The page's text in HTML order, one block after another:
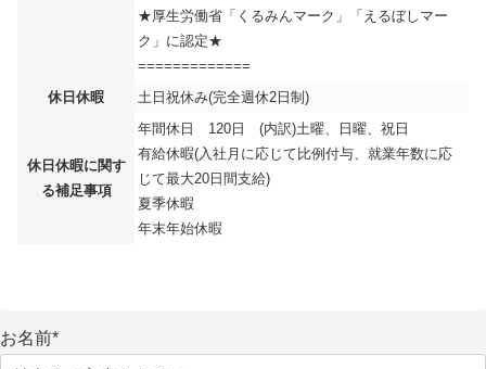
★厚生労働省「くるみんマーク」「えるぼしマー
ク」に認定★
=============
休日休暇
土日祝休み(完全週休2日制)
休日休暇に関す
る補足事項
年間休日 120日 (内訳)土曜、日曜、祝日
有給休暇(入社月に応じて比例付与、就業年数に応
じて最大20日間支給)
夏季休暇
年末年始休暇
お名前*